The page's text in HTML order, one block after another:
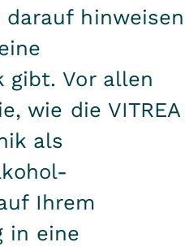
hinweisen
gibt. Vor allen
wie die VITREA
als
Ihrem
in eine